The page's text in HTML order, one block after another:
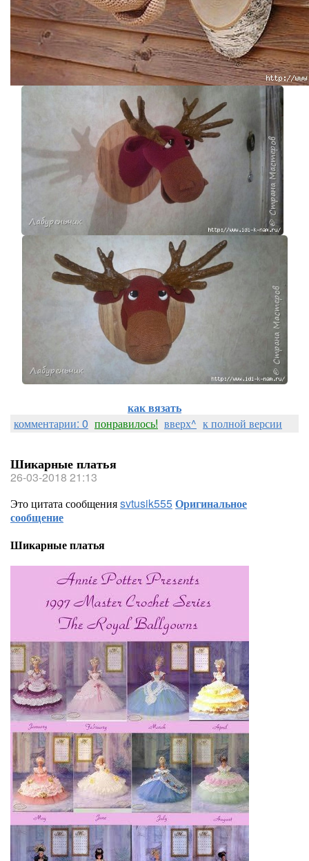
как вязать
комментарии: 0 понравилось! вверх^ к полной версии
Шикарные платья
26-03-2018 21:13
Это цитата сообщенияsvtusik555Оригинальное
сообщение
Шикарные платья